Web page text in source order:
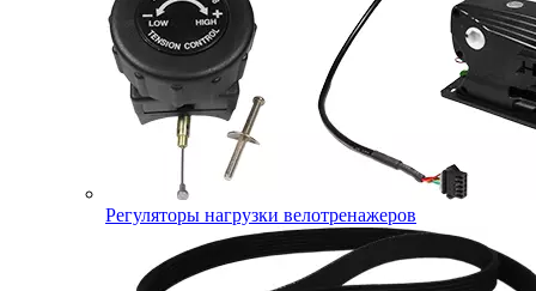
Регуляторы нагрузки велотренажеров